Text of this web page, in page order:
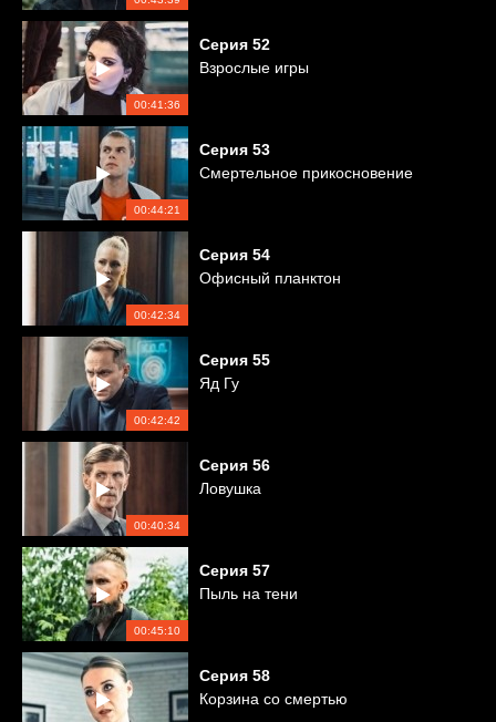
00:41:36
Серия 52
Взрослые игры
00:44:21
Серия 53
Смертельное прикосновение
00:42:34
Серия 54
Офисный планктон
00:42:42
Серия 55
Яд Гу
00:40:34
Серия 56
Ловушка
00:45:10
Серия 57
Пыль на тени
Серия 58
Корзина со смертью